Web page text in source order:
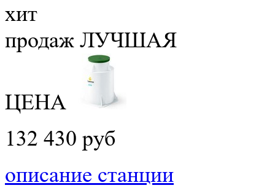
хит
продаж ЛУЧШАЯ
ЦЕНА
132 430 руб
описание станции